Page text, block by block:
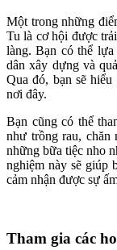
Một trong những
Tu là cơ hội được
làng. Bạn có thể
dân xây dựng và
Qua đó, bạn sẽ
nơi đây.
Bạn cũng có thể
như trồng rau, chăn
những bữa tiệc nho
nghiệm này sẽ giúp
cảm nhận được sự
Tham gia các